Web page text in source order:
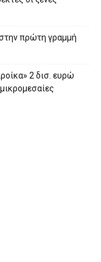
πρώτη γραμμή
2 δισ. ευρώ